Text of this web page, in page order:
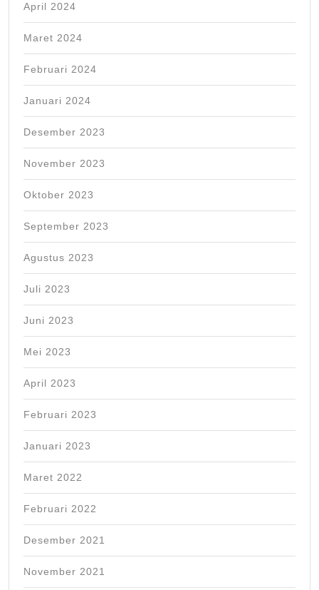
April 2024
Maret 2024
Februari 2024
Januari 2024
Desember 2023
November 2023
Oktober 2023
September 2023
Agustus 2023
Juli 2023
Juni 2023
Mei 2023
April 2023
Februari 2023
Januari 2023
Maret 2022
Februari 2022
Desember 2021
November 2021